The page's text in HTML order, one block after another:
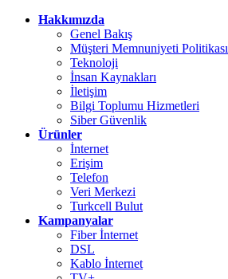
Hakkımızda
Genel Bakış
Müşteri Memnuniyeti Politikası
Teknoloji
İnsan Kaynakları
İletişim
Bilgi Toplumu Hizmetleri
Siber Güvenlik
Ürünler
İnternet
Erişim
Telefon
Veri Merkezi
Turkcell Bulut
Kampanyalar
Fiber İnternet
DSL
Kablo İnternet